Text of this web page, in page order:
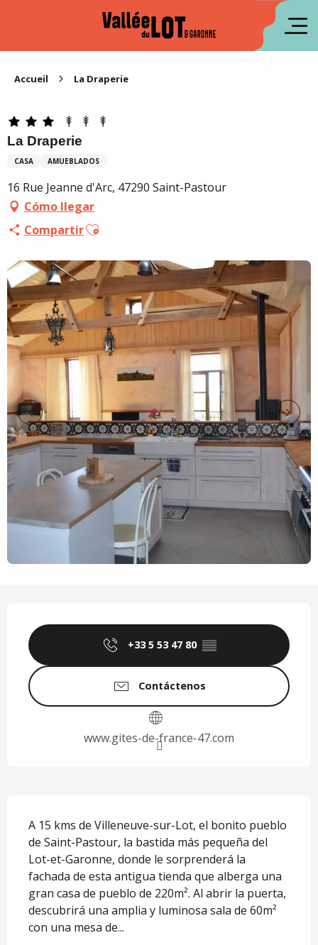
Accueil La Draperie
La Draperie
CASA AMUEBLADOS
16 Rue Jeanne d'Arc, 47290 Saint-Pastour
Cómo llegar
CompartirAjouter aux favoris
+33 5 53 47 80 ▒▒
Contáctenos
www.gites-de-france-47.com
A 15 kms de Villeneuve-sur-Lot, el bonito pueblo
de Saint-Pastour, la bastida más pequeña del
Lot-et-Garonne, donde le sorprenderá la
fachada de esta antigua tienda que alberga una
gran casa de pueblo de 220m². Al abrir la puerta,
descubrirá una amplia y luminosa sala de 60m²
con una mesa de...